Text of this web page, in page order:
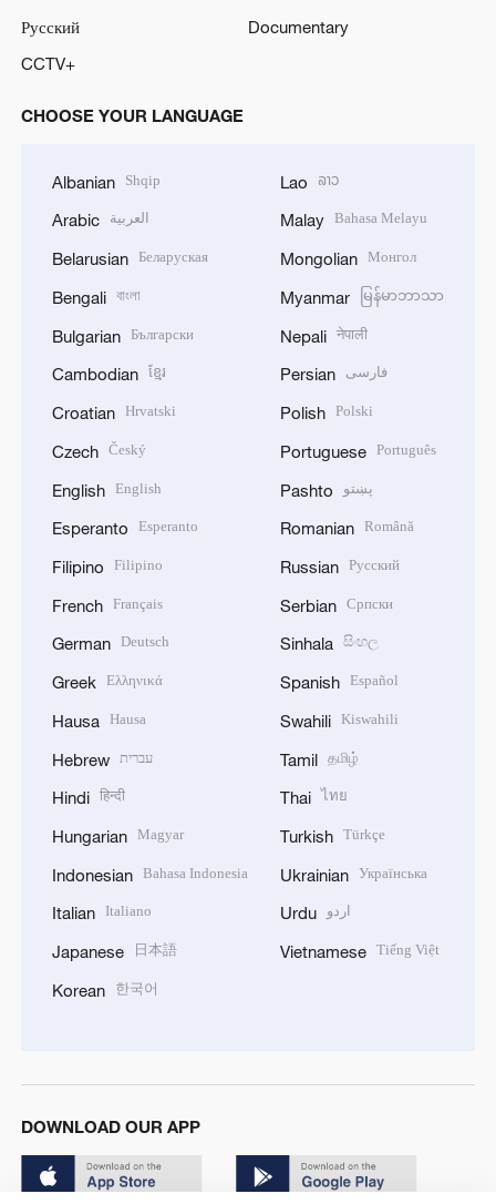
Русский
Documentary
CCTV+
CHOOSE YOUR LANGUAGE
Albanian Shqip
Arabic العربية
Belarusian Беларуская
Bengali বাংলা
Bulgarian Български
Cambodian ខ្មែរ
Croatian Hrvatski
Czech Český
English English
Esperanto Esperanto
Filipino Filipino
French Français
German Deutsch
Greek Ελληνικά
Hausa Hausa
Hebrew עברית
Hindi हिन्दी
Hungarian Magyar
Indonesian Bahasa Indonesia
Italian Italiano
Japanese 日本語
Korean 한국어
Lao ລາວ
Malay Bahasa Melayu
Mongolian Монгол
Myanmar မြန်မာဘာသာ
Nepali नेपाली
Persian فارسی
Polish Polski
Portuguese Português
Pashto پښتو
Romanian Română
Russian Русский
Serbian Српски
Sinhala සිංහල
Spanish Español
Swahili Kiswahili
Tamil தமிழ்
Thai ไทย
Turkish Türkçe
Ukrainian Українська
Urdu اردو
Vietnamese Tiếng Việt
DOWNLOAD OUR APP